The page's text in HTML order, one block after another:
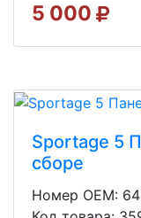
5 000
Sportage 5
сборе
Номер OEM: